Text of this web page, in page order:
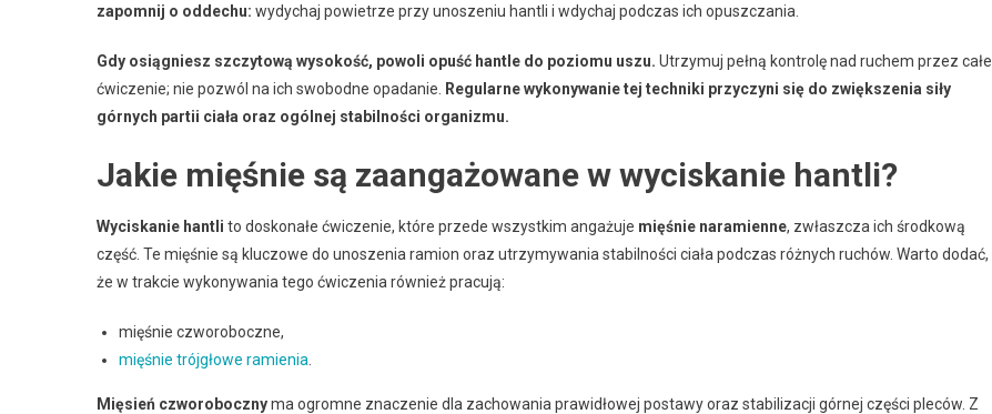
zapomnij o oddechu: wydychaj powietrze przy unoszeniu hantli i wdychaj podczas ich opuszczania.
Gdy osiągniesz szczytową wysokość, powoli opuść hantle do poziomu uszu. Utrzymuj pełną kontrolę nad ruchem przez całe
ćwiczenie; nie pozwól na ich swobodne opadanie.
Regularne wykonywanie tej techniki przyczyni się do zwiększenia siły
górnych partii ciała oraz ogólnej stabilności organizmu.
Jakie mięśnie są zaangażowane w wyciskanie hantli?
Wyciskanie hantli to doskonałe ćwiczenie, które przede wszystkim angażuje mięśnie naramienne, zwłaszcza ich środkową
część. Te mięśnie są kluczowe do unoszenia ramion oraz utrzymywania stabilności ciała podczas różnych ruchów. Warto dodać,
że w trakcie wykonywania tego ćwiczenia również pracują:
mięśnie czworoboczne,
mięśnie trójgłowe ramienia
Mięsień czworobocznyma ogromne znaczenie dla zachowania prawidłowej postawy oraz stabilizacji górnej części pleców. Z